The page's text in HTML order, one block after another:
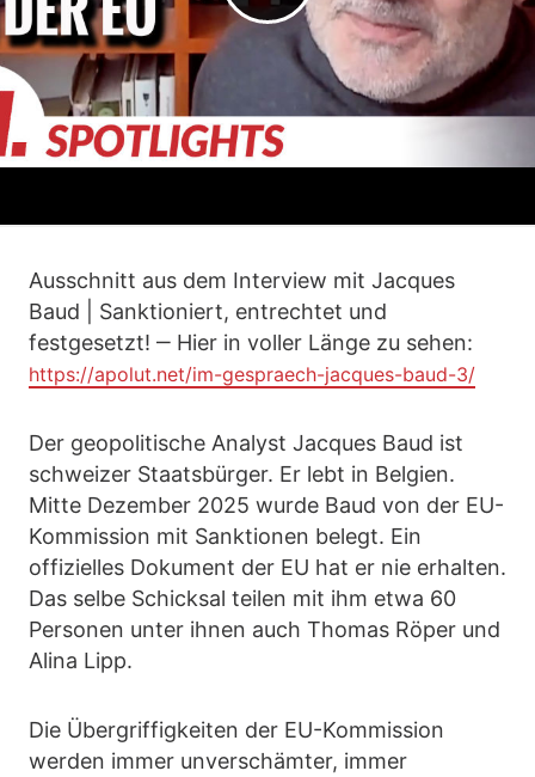
Ausschnitt aus dem Interview mit Jacques
Baud | Sanktioniert, entrechtet und
festgesetzt! ‒ Hier in voller Länge zu sehen:
https://apolut.net/im-gespraech-jacques-baud-3/
Der geopolitische Analyst Jacques Baud ist
schweizer Staatsbürger. Er lebt in Belgien.
Mitte Dezember 2025 wurde Baud von der EU-
Kommission mit Sanktionen belegt. Ein
offizielles Dokument der EU hat er nie erhalten.
Das selbe Schicksal teilen mit ihm etwa 60
Personen unter ihnen auch Thomas Röper und
Alina Lipp.
Die Übergriffigkeiten der EU-Kommission
werden immer unverschämter, immer